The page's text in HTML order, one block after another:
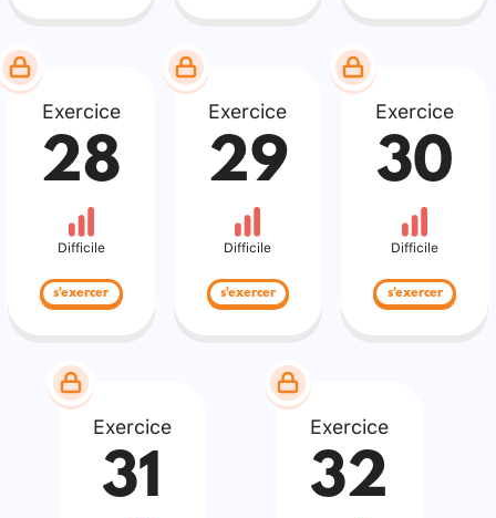
Exercice
28
Difficile
s'exercer
Exercice
29
Difficile
s'exercer
Exercice
30
Difficile
s'exercer
Exercice
31
Exercice
32